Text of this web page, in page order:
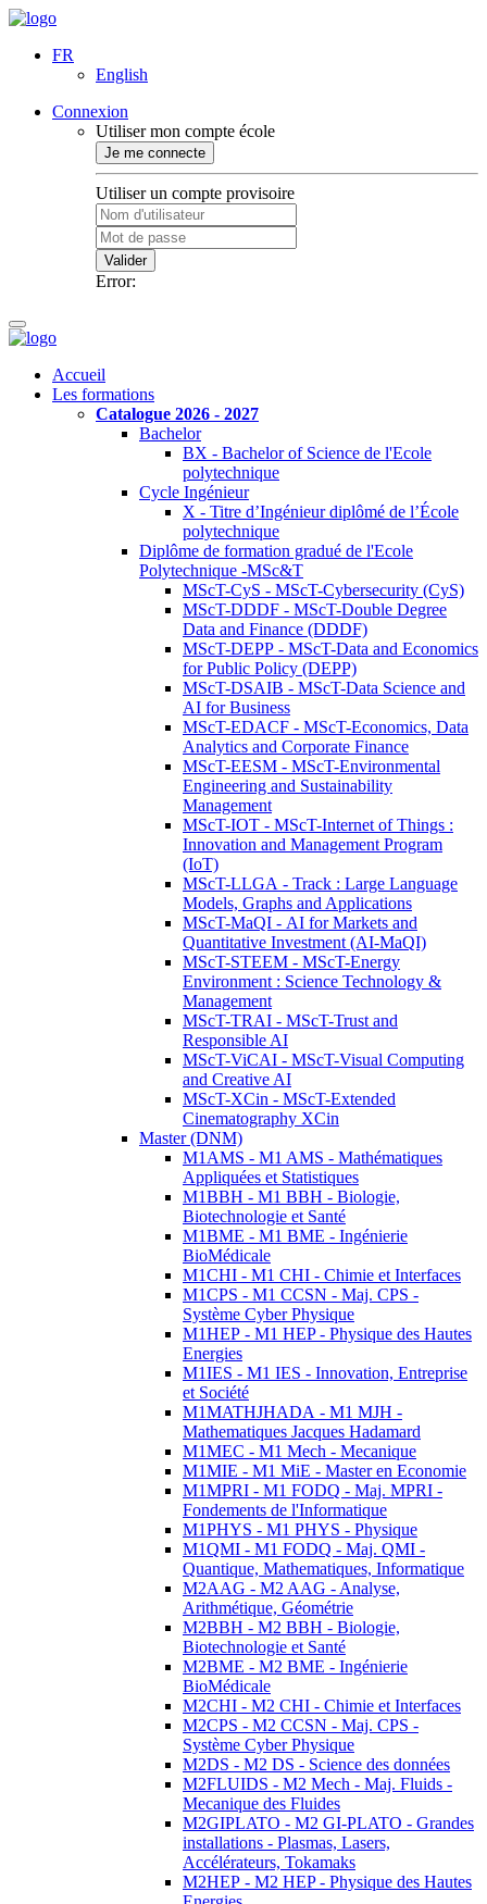
FR
English
Connexion
Utiliser mon compte école
Je me connecte
Utiliser un compte provisoire
Valider
Error:
Accueil
Les formations
Catalogue 2026 - 2027
Bachelor
BX - Bachelor of Science de l'Ecole
polytechnique
Cycle Ingénieur
X - Titre d’Ingénieur diplômé de l’École
polytechnique
Diplôme de formation gradué de l'Ecole
Polytechnique -MSc&T
MScT-CyS - MScT-Cybersecurity (CyS)
MScT-DDDF - MScT-Double Degree
Data and Finance (DDDF)
MScT-DEPP - MScT-Data and Economics
for Public Policy (DEPP)
MScT-DSAIB - MScT-Data Science and
AI for Business
MScT-EDACF - MScT-Economics, Data
Analytics and Corporate Finance
MScT-EESM - MScT-Environmental
Engineering and Sustainability
Management
MScT-IOT - MScT-Internet of Things :
Innovation and Management Program
(IoT)
MScT-LLGA - Track : Large Language
Models, Graphs and Applications
MScT-MaQI - AI for Markets and
Quantitative Investment (AI-MaQI)
MScT-STEEM - MScT-Energy
Environment : Science Technology &
Management
MScT-TRAI - MScT-Trust and
Responsible AI
MScT-ViCAI - MScT-Visual Computing
and Creative AI
MScT-XCin - MScT-Extended
Cinematography XCin
Master (DNM)
M1AMS - M1 AMS - Mathématiques
Appliquées et Statistiques
M1BBH - M1 BBH - Biologie,
Biotechnologie et Santé
M1BME - M1 BME - Ingénierie
BioMédicale
M1CHI - M1 CHI - Chimie et Interfaces
M1CPS - M1 CCSN - Maj. CPS -
Système Cyber Physique
M1HEP - M1 HEP - Physique des Hautes
Energies
M1IES - M1 IES - Innovation, Entreprise
et Société
M1MATHJHADA - M1 MJH -
Mathematiques Jacques Hadamard
M1MEC - M1 Mech - Mecanique
M1MIE - M1 MiE - Master en Economie
M1MPRI - M1 FODQ - Maj. MPRI -
Fondements de l'Informatique
M1PHYS - M1 PHYS - Physique
M1QMI - M1 FODQ - Maj. QMI -
Quantique, Mathematiques, Informatique
M2AAG - M2 AAG - Analyse,
Arithmétique, Géométrie
M2BBH - M2 BBH - Biologie,
Biotechnologie et Santé
M2BME - M2 BME - Ingénierie
BioMédicale
M2CHI - M2 CHI - Chimie et Interfaces
M2CPS - M2 CCSN - Maj. CPS -
Système Cyber Physique
M2DS - M2 DS - Science des données
M2FLUIDS - M2 Mech - Maj. Fluids -
Mecanique des Fluides
M2GIPLATO - M2 GI-PLATO - Grandes
installations - Plasmas, Lasers,
Accélérateurs, Tokamaks
M2HEP - M2 HEP - Physique des Hautes